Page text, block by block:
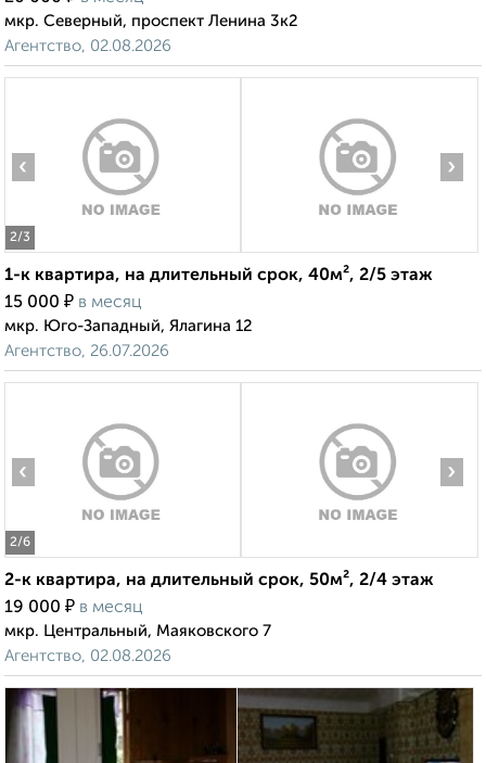
мкр. Северный, проспект Ленина 3к2
Агентство, 02.08.2026
2/3
‹ ›
1-к квартира, на длительный срок, 40м², 2/5 этаж
15 000 ₽ в месяц
мкр. Юго-Западный, Ялагина 12
Агентство, 26.07.2026
2/6
‹ ›
2-к квартира, на длительный срок, 50м², 2/4 этаж
19 000 ₽ в месяц
мкр. Центральный, Маяковского 7
Агентство, 02.08.2026